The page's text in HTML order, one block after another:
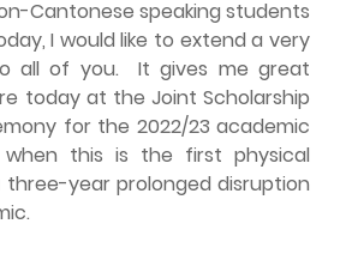
Cantonese speaking students
I would like to extend a very
all of you. It gives me great
today at the Joint Scholarship
for the 2022/23 academic
when this is the first physical
year prolonged disruption